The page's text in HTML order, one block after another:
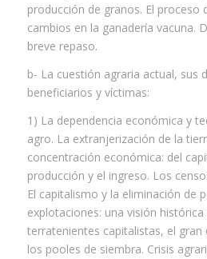
producción de granos. El proceso
cambios en la ganadería vacuna.
breve repaso.
b- La cuestión agraria actual, sus
beneficiarios y víctimas:
1) La dependencia económica y
agro. La extranjerización de la
concentración económica: del
producción y el ingreso. Los
El capitalismo y la eliminación de
explotaciones: una visión
terratenientes capitalistas, el
los pooles de siembra. Crisis